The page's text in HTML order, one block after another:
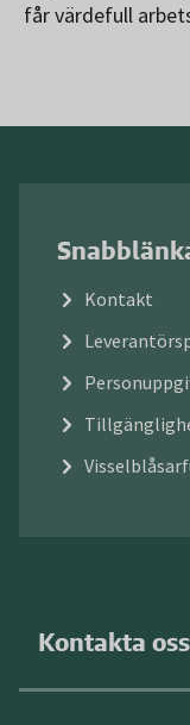
får värdefull
Kontakt
Kontakta oss